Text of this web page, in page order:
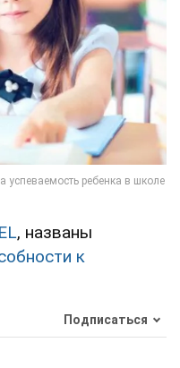
, названы
к
Подписаться